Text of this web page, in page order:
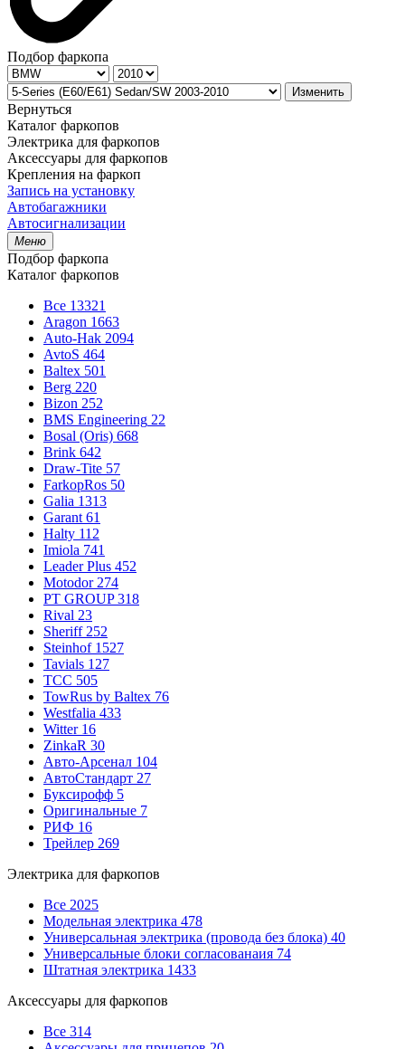
Подбор фаркопа
Изменить
Вернуться
Каталог фаркопов
Электрика для фаркопов
Аксессуары для фаркопов
Крепления на фаркоп
Запись на установку
Автобагажники
Автосигнализации
Меню
Подбор фаркопа
Каталог фаркопов
Все 13321
Aragon 1663
Auto-Hak 2094
AvtoS 464
Baltex 501
Berg 220
Bizon 252
BMS Engineering 22
Bosal (Oris) 668
Brink 642
Draw-Tite 57
FarkopRos 50
Galia 1313
Garant 61
Halty 112
Imiola 741
Leader Plus 452
Motodor 274
PT GROUP 318
Rival 23
Sheriff 252
Steinhof 1527
Tavials 127
TCC 505
TowRus by Baltex 76
Westfalia 433
Witter 16
ZinkaR 30
Авто-Арсенал 104
АвтоСтандарт 27
Буксирофф 5
Оригинальные 7
РИФ 16
Трейлер 269
Электрика для фаркопов
Все 2025
Модельная электрика 478
Универсальная электрика (провода без блока) 40
Универсальные блоки согласованаия 74
Штатная электрика 1433
Аксессуары для фаркопов
Все 314